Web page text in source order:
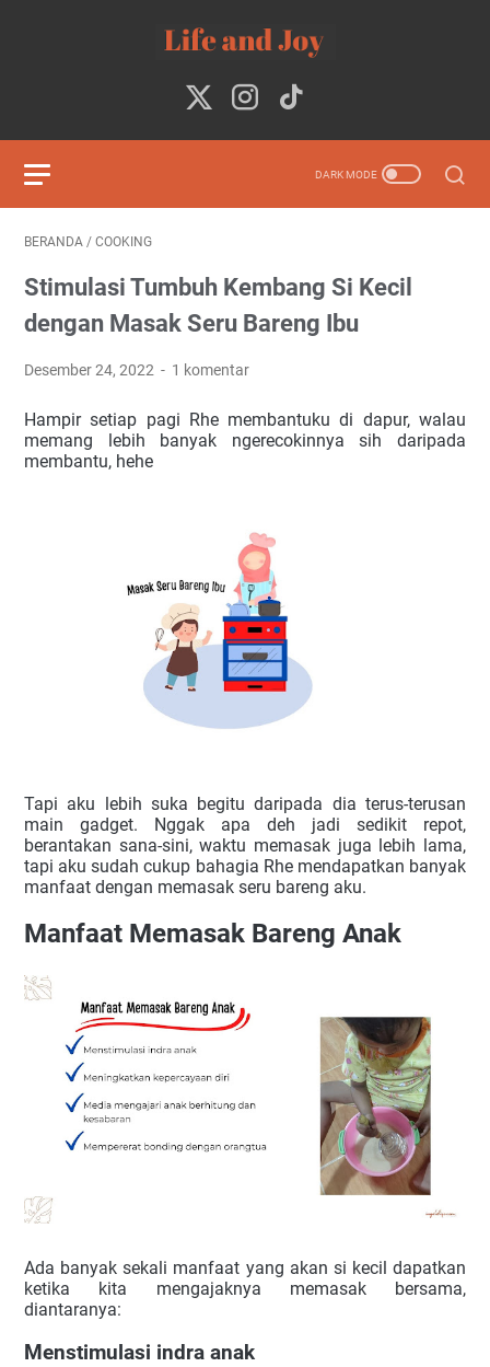
BERANDA / COOKING
Stimulasi Tumbuh Kembang Si Kecil
dengan Masak Seru Bareng Ibu
Desember 24, 2022 1 komentar
Hampir setiap pagi Rhe membantuku di dapur, walau
memang lebih banyak ngerecokinnya sih daripada
membantu, hehe
Tapi aku lebih suka begitu daripada dia terus-terusan
main gadget. Nggak apa deh jadi sedikit repot,
berantakan sana-sini, waktu memasak juga lebih lama,
tapi aku sudah cukup bahagia Rhe mendapatkan banyak
manfaat dengan memasak seru bareng aku.
Manfaat Memasak Bareng Anak
Ada banyak sekali manfaat yang akan si kecil dapatkan
ketika kita mengajaknya memasak bersama,
diantaranya:
Menstimulasi indra anak